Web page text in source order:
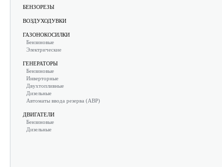
БЕНЗОРЕЗЫ
ВОЗДУХОДУВКИ
ГАЗОНОКОСИЛКИ
Бензиновые
Электрические
ГЕНЕРАТОРЫ
Бензиновые
Инверторные
Двухтопливные
Дизельные
Автоматы ввода резерва (АВР)
ДВИГАТЕЛИ
Бензиновые
Дизельные